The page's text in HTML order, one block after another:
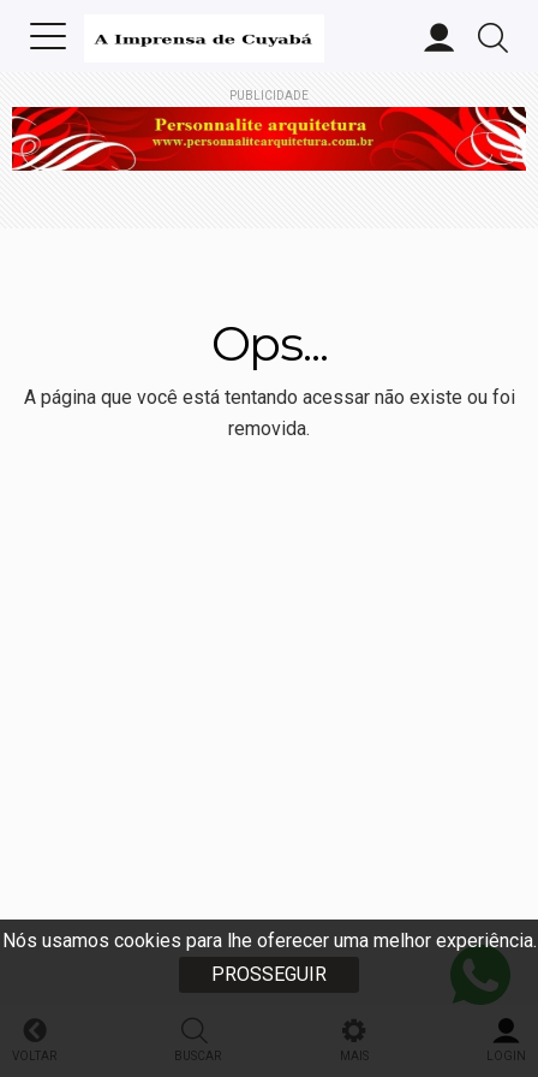
Nós usamos cookies para lhe oferecer uma melhor experiência.
PROSSEGUIR
PUBLICIDADE
Ops...
A página que você está tentando acessar não existe ou foi
removida.
VOLTAR BUSCAR MAIS LOGIN